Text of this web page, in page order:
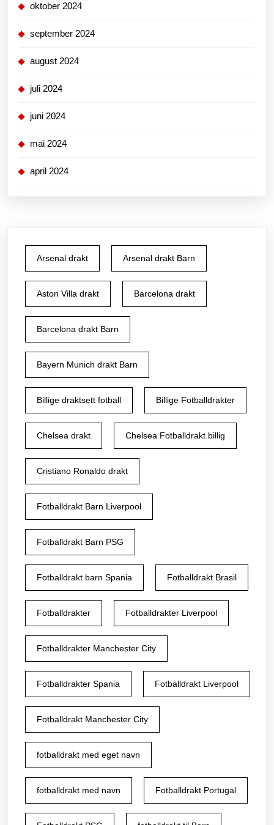
oktober 2024
september 2024
august 2024
juli 2024
juni 2024
mai 2024
april 2024
Arsenal drakt Arsenal drakt Barn
Aston Villa drakt Barcelona drakt
Barcelona drakt Barn
Bayern Munich drakt Barn
Billige draktsett fotball Billige Fotballdrakter
Chelsea drakt Chelsea Fotballdrakt billig
Cristiano Ronaldo drakt
Fotballdrakt Barn Liverpool
Fotballdrakt Barn PSG
Fotballdrakt barn Spania Fotballdrakt Brasil
Fotballdrakter Fotballdrakter Liverpool
Fotballdrakter Manchester City
Fotballdrakter Spania Fotballdrakt Liverpool
Fotballdrakt Manchester City
fotballdrakt med eget navn
fotballdrakt med navn Fotballdrakt Portugal